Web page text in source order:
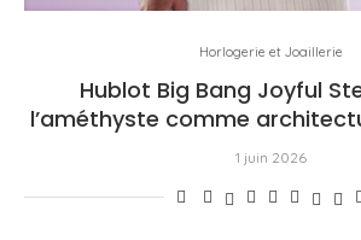
Horlogerie et Joaillerie
Hublot Big Bang Joyful
l’améthyste comme
1 juin 2026